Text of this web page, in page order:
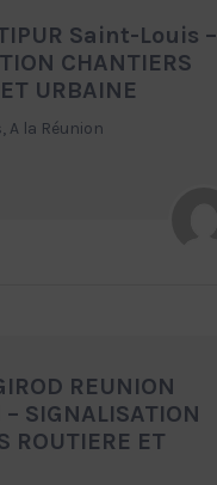
Saint-Louis –
CHANTIERS
URBAINE
A la Réunion
REUNION
SIGNALISATION
ROUTIERE ET